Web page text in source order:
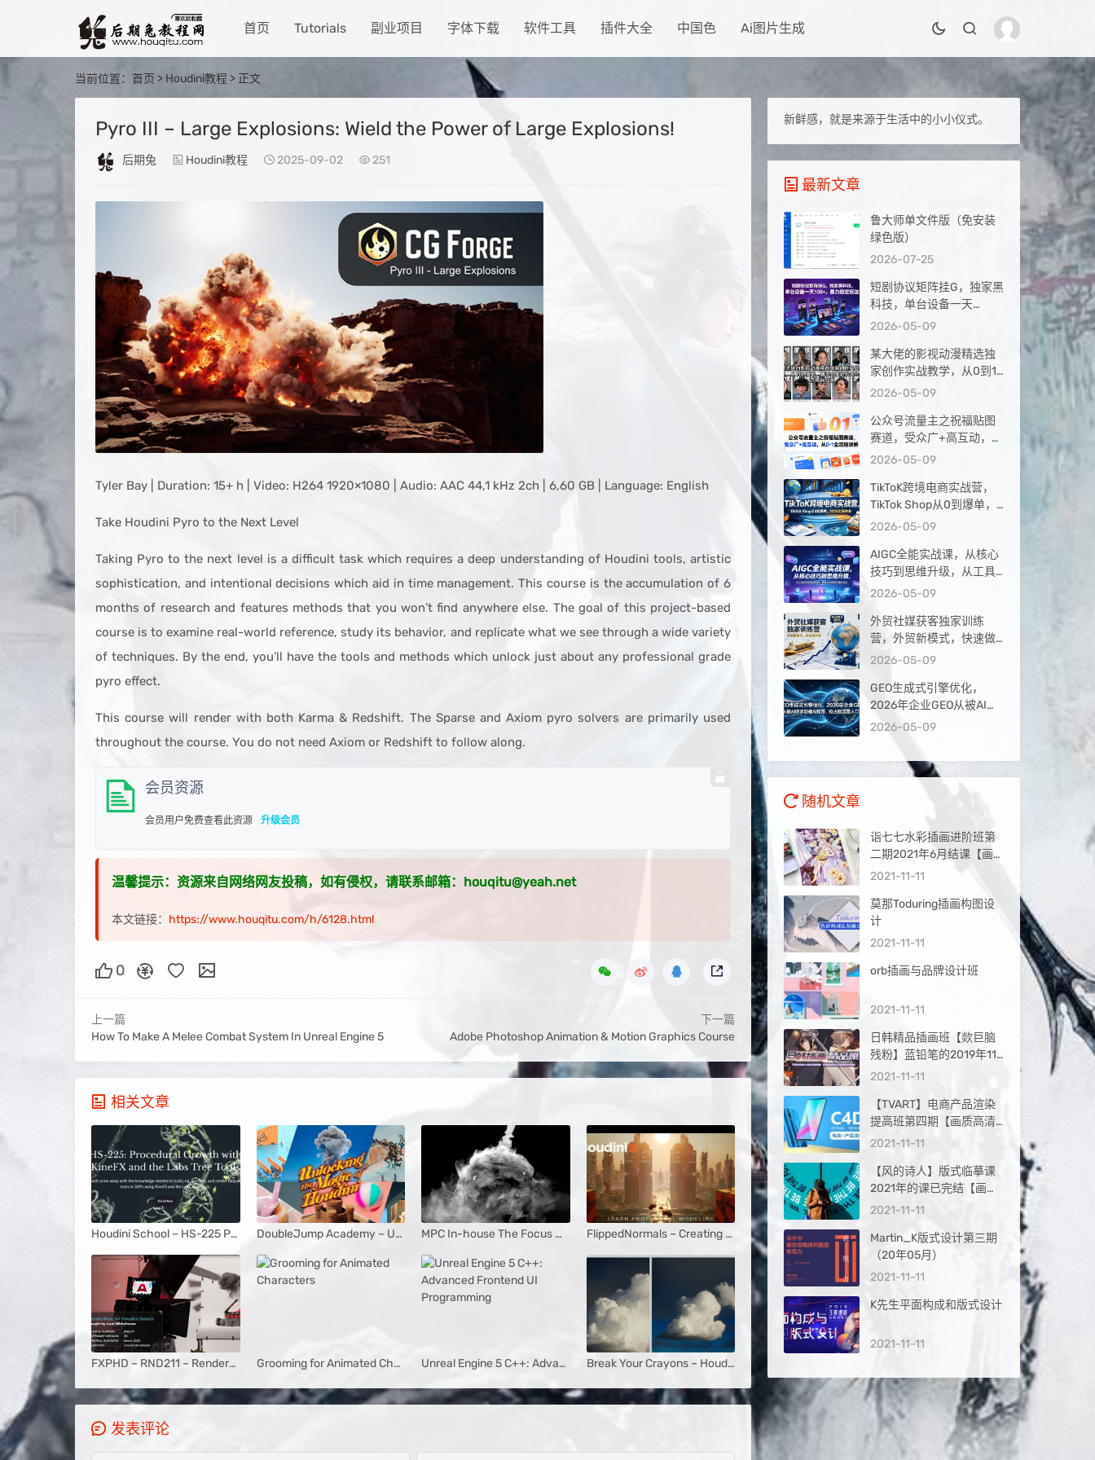
首页 Tutorials 副业项目 字体下载 软件工具 插件大全 中国色 Ai图片生成
当前位置： 首页 > Houdini教程 > 正文
Pyro III – Large Explosions: Wield the Power of Large Explosions!
后期兔 Houdini教程 2025-09-02 251
Tyler Bay | Duration: 15+ h | Video: H264 1920×1080 | Audio: AAC 44,1 kHz 2ch | 6,60 GB | Language: English
Take Houdini Pyro to the Next Level
Taking Pyro to the next level is a difficult task which requires a deep understanding of Houdini tools, artistic
sophistication, and intentional decisions which aid in time management. This course is the accumulation of 6
months of research and features methods that you won’t find anywhere else. The goal of this project-based
course is to examine real-world reference, study its behavior, and replicate what we see through a wide variety
of techniques. By the end, you’ll have the tools and methods which unlock just about any professional grade
pyro effect.
This course will render with both Karma & Redshift. The Sparse and Axiom pyro solvers are primarily used
throughout the course. You do not need Axiom or Redshift to follow along.
会员资源
会员用户免费查看此资源 升级会员
温馨提示：资源来自网络网友投稿，如有侵权，请联系邮箱：houqitu@yeah.net
本文链接： https://www.houqitu.com/h/6128.html
0
上一篇
How To Make A Melee Combat System In Unreal Engine 5
下一篇
Adobe Photoshop Animation & Motion Graphics Course
相关文章
Houdini School – HS-225 Procedural Growth with KineFX and the Labs Tree Tools DoubleJump Academy – Unlocking the Magic of Houdini MPC In-house The Focus Houdini FX Tutorials FlippedNormals – Creating a Megastructure Generator in Houdini
FXPHD – RND211 – RenderMan for Houdini Solaris Grooming for Animated Characters Unreal Engine 5 C++: Advanced Frontend UI Programming Break Your Crayons – Houdini Cloud Simulation Course
发表评论
新鲜感，就是来源于生活中的小小仪式。
最新文章
鲁大师单文件版（免安装
绿色版）
2026-07-25
短剧协议矩阵挂G，独家黑
科技，单台设备一天
100+，暴力稳定玩法【揭
2026-05-09
某大佬的影视动漫精选独
家创作实战教学，从0到1
落地，新手也能轻松签约
2026-05-09
公众号流量主之祝福贴图
赛道，受众广+高互动，从
0-1全流程讲解
2026-05-09
TikToK跨境电商实战营，
TikTok Shop从0到爆单，
2026出海夺金
2026-05-09
AIGC全能实战课，从核心
技巧到思维升级，从工具
应用到实战落地，解锁AI
2026-05-09
外贸社媒获客独家训练
营，外贸新模式，快速做
外贸（更新26年4月）
2026-05-09
GEO生成式引擎优化，
2026年企业GEO从被AI收
录到被AI推荐，抢占新流
2026-05-09
随机文章
诣七七水彩插画进阶班第
二期2021年6月结课【画
质不错】
2021-11-11
莫那Toduring插画构图设
计
2021-11-11
orb插画与品牌设计班
2021-11-11
日韩精品插画班【欻巨脑
残粉】蓝铅笔的2019年11
月
2021-11-11
【TVART】电商产品渲染
提高班第四期【画质高清
有素材】
2021-11-11
【风的诗人】版式临摹课
2021年的课已完结【画质
高清】
2021-11-11
Martin_K版式设计第三期
（20年05月）
2021-11-11
K先生平面构成和版式设计
2021-11-11